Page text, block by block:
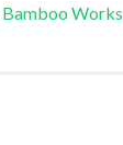
Bamboo Works